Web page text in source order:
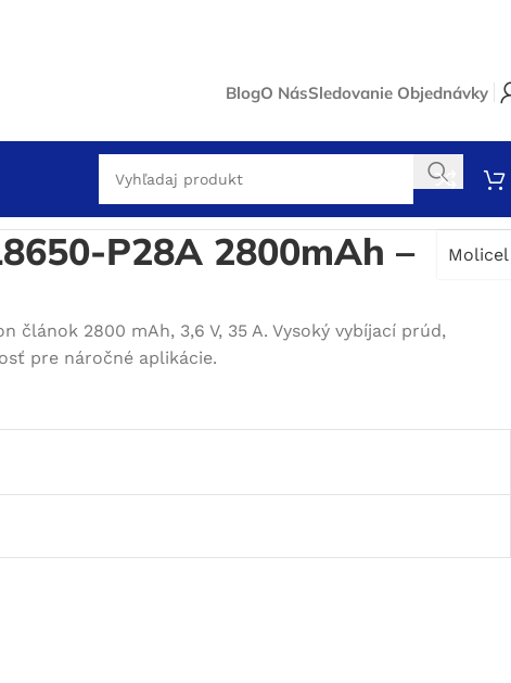
BlogO NásSledovanie Objednávky
P28A 2800mAh –
Molicel
článok 2800 mAh, 3,6 V, 35 A. Vysoký vybíjací prúd,
pre náročné aplikácie.